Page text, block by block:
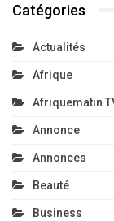
Catégories
Actualités
Afrique
Afriquematin
Annonce
Annonces
Beauté
Business